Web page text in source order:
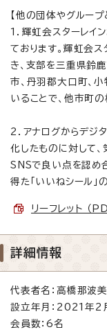
【他の団体やグループ
1．輝虹会スターレイ
ております。輝虹会
き、支部を三重県鈴
市、丹羽郡大口町、
いることで、他市町
2．アナログからデジ
化したものに対して、
SNSで良い点を認め
得た「いいねシール」
リーフレット （
詳細情報
代表者名：高橋那波美
設立年月：2021年2
会員数：6名